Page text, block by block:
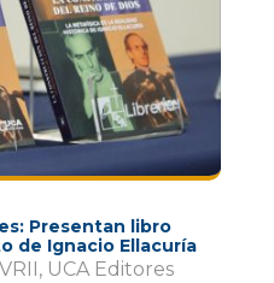
Presentan libro
de Ignacio Ellacuría
, UCA Editores